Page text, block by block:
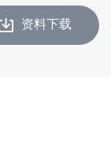
资料下载